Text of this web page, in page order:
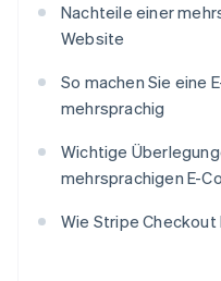
Nachteile einer
Website
So machen Sie eine
mehrsprachig
Wichtige
mehrsprachigen E-
Wie Stripe Checkout